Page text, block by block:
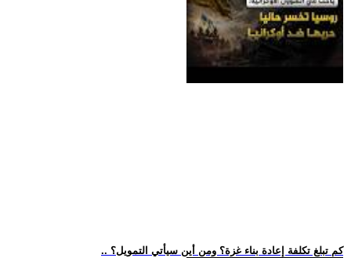
.. كم تبلغ تكلفة إعادة بناء غزة؟ ومن أين سيأتي التمويل؟